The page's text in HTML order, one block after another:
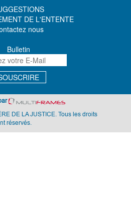
DE L'ENTENTE
nous
Bulletin
DE LA JUSTICE. Tous les droits
réservés.